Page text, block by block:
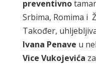
preventivno
Srbima, Romima i
Također,
Ivana Penave u
Vice Vukojevića